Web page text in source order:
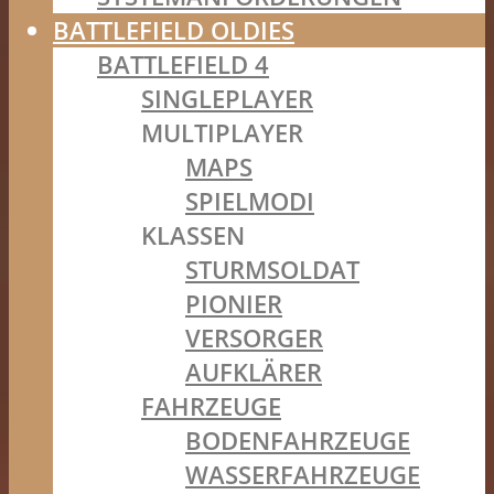
BATTLEFIELD OLDIES
BATTLEFIELD 4
SINGLEPLAYER
MULTIPLAYER
MAPS
SPIELMODI
KLASSEN
STURMSOLDAT
PIONIER
VERSORGER
AUFKLÄRER
FAHRZEUGE
BODENFAHRZEUGE
WASSERFAHRZEUGE